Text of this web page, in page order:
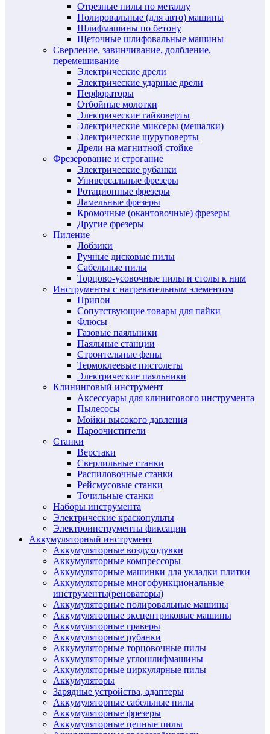
Отрезные пилы по металлу
Полировальные (для авто) машины
Шлифмашины по бетону
Щеточные шлифовальные машины
Сверление, завинчивание, долбление,
перемешивание
Электрические дрели
Электрические ударные дрели
Перфораторы
Отбойные молотки
Электрические гайковерты
Электрические миксеры (мешалки)
Электрические шуруповерты
Дрели на магнитной стойке
Фрезерование и строгание
Электрические рубанки
Универсальные фрезеры
Ротационные фрезеры
Ламельные фрезеры
Кромочные (окантовочные) фрезеры
Другие фрезеры
Пиление
Лобзики
Ручные дисковые пилы
Сабельные пилы
Торцово-усовочные пилы и столы к ним
Инструменты с нагревательным элементом
Припои
Сопутствующие товары для пайки
Флюсы
Газовые паяльники
Паяльные станции
Строительные фены
Термоклеевые пистолеты
Электрические паяльники
Клининговый инструмент
Аксессуары для клинигового инструмента
Пылесосы
Мойки высокого давления
Пароочистители
Станки
Верстаки
Сверлильные станки
Распиловочные станки
Рейсмусовые станки
Точильные станки
Наборы инструмента
Электрические краскопульты
Электроинструменты фиксации
Аккумуляторный инструмент
Аккумуляторные воздуходувки
Аккумуляторные компрессоры
Аккумуляторные машинки для укладки плитки
Аккумуляторные многофункциональные
инструменты(реноваторы)
Аккумуляторные полировальные машины
Аккумуляторные эксцентриковые машины
Аккумуляторные граверы
Аккумуляторные рубанки
Аккумуляторные торцовочные пилы
Аккумуляторные углошлифмашины
Аккумуляторные циркулярные пилы
Аккумуляторы
Зарядные устройства, адаптеры
Аккумуляторные сабельные пилы
Аккумуляторные фрезеры
Аккумуляторные цепные пилы